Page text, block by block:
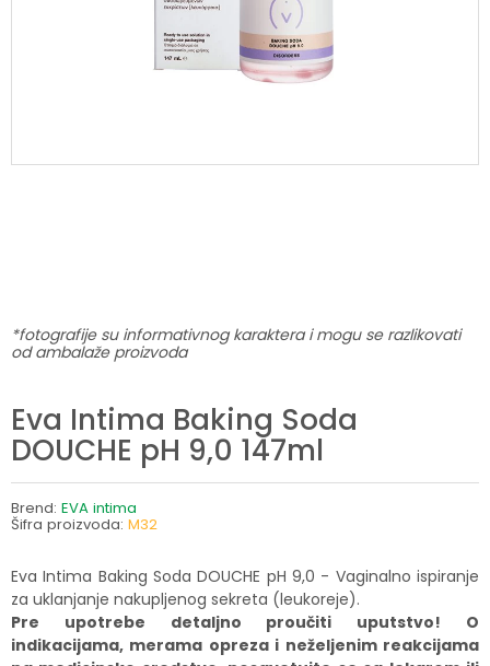
*fotografije su informativnog karaktera i mogu se razlikovati
od ambalaže proizvoda
Eva Intima Baking Soda
DOUCHE pH 9,0 147ml
Brend: EVA intima
Šifra proizvoda: M32
Eva Intima Baking Soda DOUCHE pH 9,0 - Vaginalno ispiranje
za uklanjanje nakupljenog sekreta (leukoreje).
Pre upotrebe detaljno proučiti uputstvo! O
indikacijama, merama opreza i neželjenim reakcijama